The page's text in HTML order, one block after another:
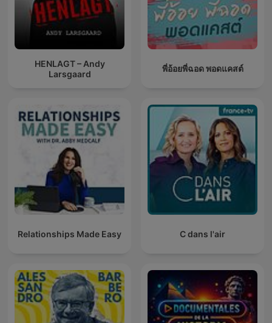
HENLAGT – Andy
Larsgaard
พี่อ้อยพี่ฉอด พอดแคสต์
Relationships Made Easy C dans l'air